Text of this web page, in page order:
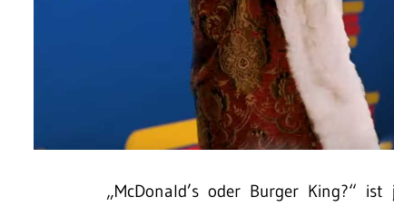
„McDonald’s oder Burger King?“